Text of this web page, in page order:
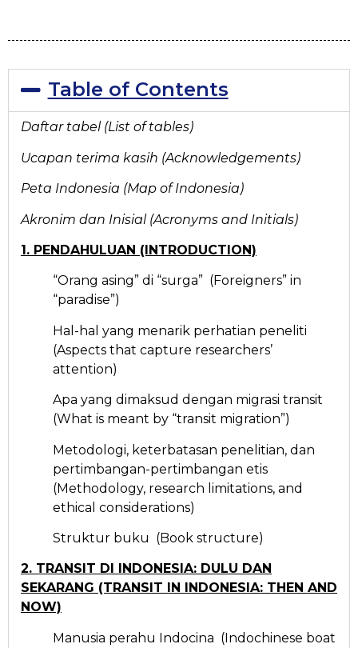
Table of Contents
Daftar tabel (List of tables)
Ucapan terima kasih (Acknowledgements)
Peta Indonesia (Map of Indonesia)
Akronim dan Inisial (Acronyms and Initials)
1. PENDAHULUAN (INTRODUCTION)
“Orang asing” di “surga” (Foreigners” in
“paradise”)
Hal-hal yang menarik perhatian peneliti
(Aspects that capture researchers’
attention)
Apa yang dimaksud dengan migrasi transit
(What is meant by “transit migration”)
Metodologi, keterbatasan penelitian, dan
pertimbangan-pertimbangan etis
(Methodology, research limitations, and
ethical considerations)
Struktur buku (Book structure)
2. TRANSIT DI INDONESIA: DULU DAN
SEKARANG (TRANSIT IN INDONESIA: THEN AND
NOW)
Manusia perahu Indocina (Indochinese boat